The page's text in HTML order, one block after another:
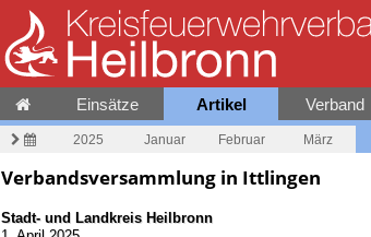
Einsätze Artikel Verband
2025 Januar Februar März
Verbandsversammlung in Ittlingen
Stadt- und Landkreis Heilbronn